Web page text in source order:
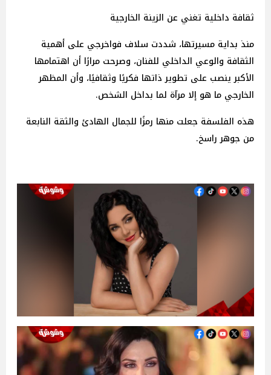
ثقافة داخلية تغني عن الزينة الخارجية
منذ بداية مسيرتها، شددت سلاف فواخرجي على أهمية
الثقافة والوعي الداخلي للفنان، وصرحت مرارًا أن اهتمامها
الأكبر ينصب على تطوير ذاتها فكريًا وثقافيًا، وأن المظهر
الخارجي ما هو إلا مرآة لما بداخل الشخص.
هذه الفلسفة جعلت منها رمزًا للجمال الهادئ والثقة النابعة
من جوهر راسخ.